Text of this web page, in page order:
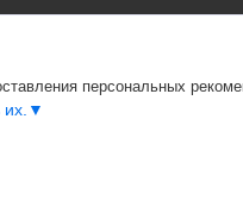
персональных